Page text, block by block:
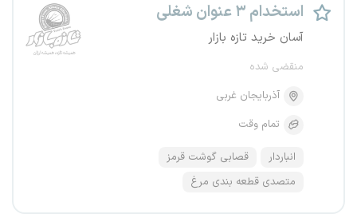
استخدام ۳ عنوان شغلی
آسان خرید تازه بازار
منقضی شده
آذربایجان غربی
تمام وقت
انباردار
قصابی گوشت قرمز
متصدی قطعه بندی مرغ